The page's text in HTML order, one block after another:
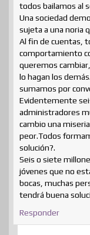
todos bailamos al
Una sociedad
sujeta a una noria
Al fin de cuentas,
comportamiento
queremos
lo hagan los
sumamos por
Evidentemente
administradores
cambio una
peor.Todos
solución?.
Seis o siete
jóvenes que no
bocas, muchas
tendrá buena
Responder